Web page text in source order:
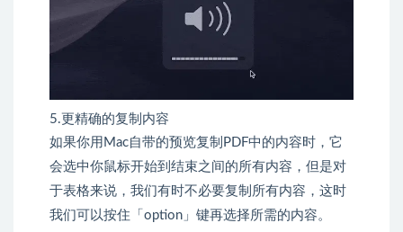
5.更精确的复制内容
如果你用Mac自带的预览复制PDF中的内容时，它
会选中你鼠标开始到结束之间的所有内容，但是对
于表格来说，我们有时不必要复制所有内容，这时
我们可以按住「option」键再选择所需的内容。